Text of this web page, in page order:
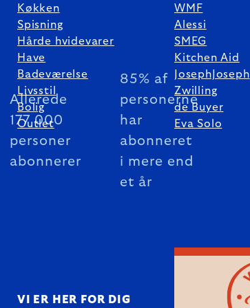
Allerede
177 000
personer
abonnerer
85% af
personerne
har
abonneret
i mere end
et år
Køkken
Spisning
Hårde hvidevarer
Have
Badeværelse
Livsstil
Bolig
Outlet
WMF
Alessi
SMEG
Kitchen Aid
JosephJoseph
Zwilling
de Buyer
Eva Solo
VI ER HER FOR DIG